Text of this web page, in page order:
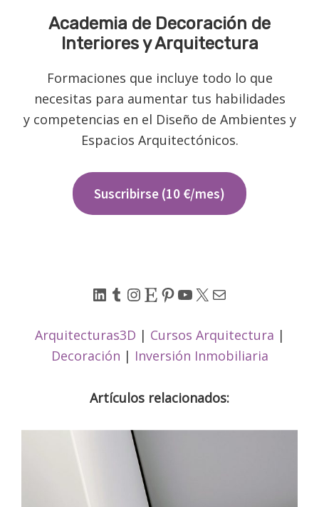
Academia de Decoración de
Interiores y Arquitectura
Formaciones que incluye todo lo que
necesitas para aumentar tus habilidades
y competencias en el Diseño de Ambientes y
Espacios Arquitectónicos.
Suscribirse (10 €/mes)
LinkedIn
Tumblr
Instagram
EtsyPinterest
YouTube
X Correo electrónico
Arquitecturas3D | Cursos Arquitectura |
Decoración | Inversión Inmobiliaria
Artículos relacionados: